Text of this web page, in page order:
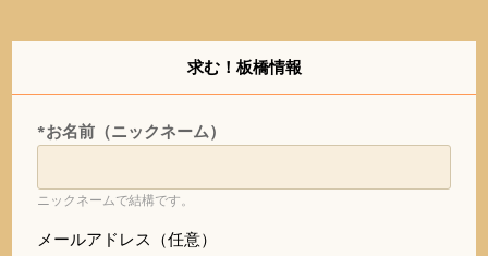
求む！板橋情報
*お名前（ニックネーム）
ニックネームで結構です。
メールアドレス（任意）